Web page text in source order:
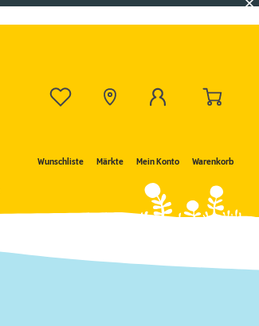
Wunschliste Märkte Mein Konto Warenkorb